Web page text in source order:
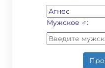
Мужское ♂: